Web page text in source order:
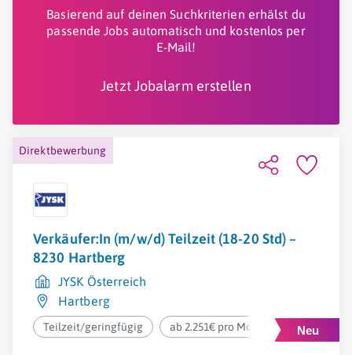
Basierend auf deinen Suchkriterien erhälst du
passende Jobs automatisch und kostenlos per
E-Mail!
Jetzt Jobalarm erstellen
Direktbewerbung
Verkäufer:In (m/w/d) Teilzeit (18-20 Std) –
8230 Hartberg
JYSK Österreich
Hartberg
Teilzeit/geringfügig ab 2.251€ pro Monat